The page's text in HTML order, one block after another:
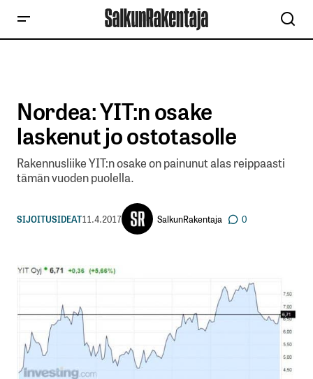
Nordea: YIT:n osake
laskenut jo ostotasolle
Rakennusliike YIT:n osake on painunut alas reippaasti
tämän vuoden puolella.
SIJOITUSIDEAT11.4.2017 SalkunRakentaja 0